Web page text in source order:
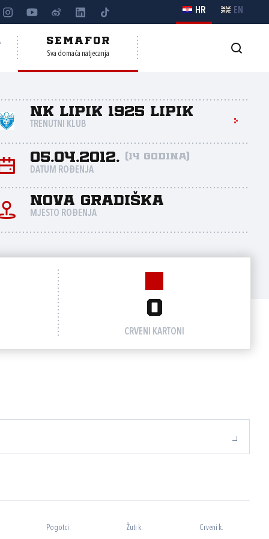
HR EN
SEMAFOR
Sva domaća natjecanja
NK Lipik 1925 Lipik
TRENUTNI KLUB
05.04.2012. (14 godina)
DATUM ROĐENJA
Nova gradiška
MJESTO ROĐENJA
0
CRVENI KARTONI
Pogotci Žuti k. Crveni k.